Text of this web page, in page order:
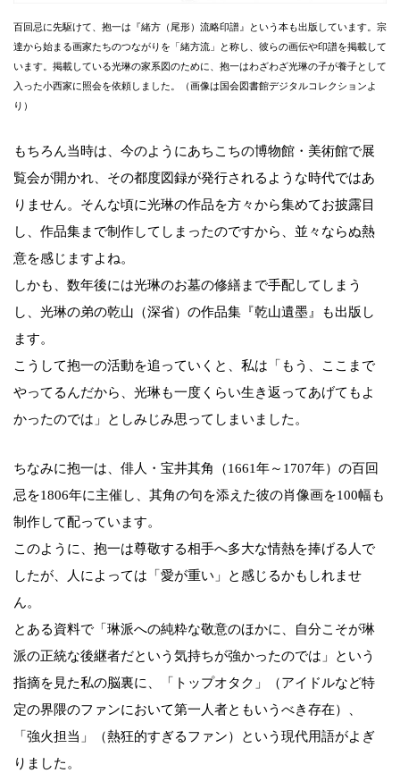
百回忌に先駆けて、抱一は『緒方（尾形）流略印譜』という本も出版しています。宗
達から始まる画家たちのつながりを「緒方流」と称し、彼らの画伝や印譜を掲載して
います。掲載している光琳の家系図のために、抱一はわざわざ光琳の子が養子として
入った小西家に照会を依頼しました。（画像は国会図書館デジタルコレクションよ
り）
もちろん当時は、今のようにあちこちの博物館・美術館で展
覧会が開かれ、その都度図録が発行されるような時代ではあ
りません。そんな頃に光琳の作品を方々から集めてお披露目
し、作品集まで制作してしまったのですから、並々ならぬ熱
意を感じますよね。
しかも、数年後には光琳のお墓の修繕まで手配してしまう
し、光琳の弟の乾山（深省）の作品集『乾山遺墨』も出版し
ます。
こうして抱一の活動を追っていくと、私は「もう、ここまで
やってるんだから、光琳も一度くらい生き返ってあげてもよ
かったのでは」としみじみ思ってしまいました。
ちなみに抱一は、俳人・宝井其角（1661年～1707年）の百回
忌を1806年に主催し、其角の句を添えた彼の肖像画を100幅も
制作して配っています。
このように、抱一は尊敬する相手へ多大な情熱を捧げる人で
したが、人によっては「愛が重い」と感じるかもしれませ
ん。
とある資料で「琳派への純粋な敬意のほかに、自分こそが琳
派の正統な後継者だという気持ちが強かったのでは」という
指摘を見た私の脳裏に、「トップオタク」（アイドルなど特
定の界隈のファンにおいて第一人者ともいうべき存在）、
「強火担当」（熱狂的すぎるファン）という現代用語がよぎ
りました。